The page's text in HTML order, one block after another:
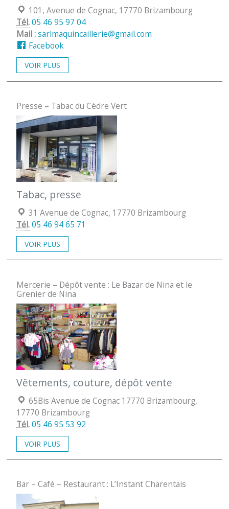
Localisation :
101, Avenue de Cognac, 17770 Brizambourg
Tél.05 46 95 97 04
Mail :sarlmaquincaillerie@gmail.com
Facebook
VOIR PLUS
Presse – Tabac du Cèdre Vert
Tabac, presse
Localisation :
31 Avenue de Cognac, 17770 Brizambourg
Tél.05 46 94 65 71
VOIR PLUS
Mercerie – Dépôt vente : Le Bazar de Nina et le
Grenier de Nina
Vêtements, couture, dépôt vente
Localisation :
65Bis Avenue de Cognac 17770 Brizambourg,
17770 Brizambourg
Tél.05 46 95 53 92
VOIR PLUS
Bar – Café – Restaurant : L’Instant Charentais